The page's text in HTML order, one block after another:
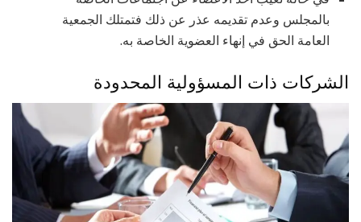
بالمجلس وعدم تقديمه عذر عن ذلك فتمتلك الجمعية
العامة الحق في إنهاء العضوية الخاصة به.
الشركات ذات المسؤولية المحدودة